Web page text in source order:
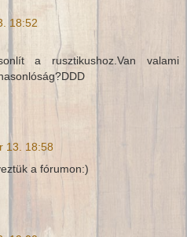
18:52
a rusztikushoz.Van valami
13. 18:58
a fórumon:)